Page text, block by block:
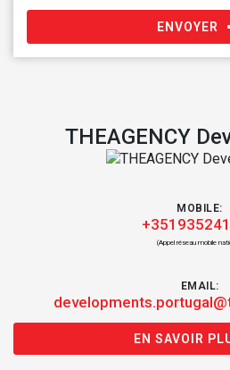
ENVOYER
THEAGENCY
MOBILE:
(Appel réseau mobile
EMAIL:
EN SAVOIR